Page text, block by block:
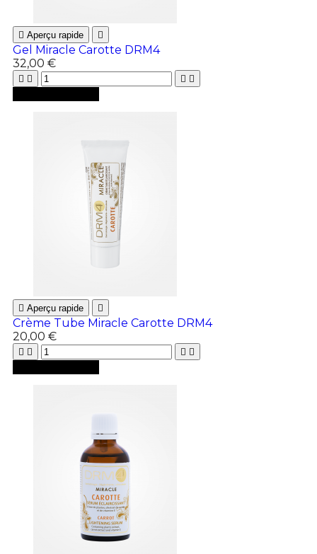
 Aperçu rapide 
Gel Miracle Carotte DRM4
32,00 €
   
 Aperçu rapide 
Crème Tube Miracle Carotte DRM4
20,00 €
   